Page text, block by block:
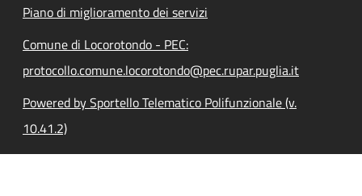
Piano di miglioramento dei servizi
Comune di Locorotondo - PEC:
protocollo.comune.locorotondo@pec.rupar.puglia.it
Powered by Sportello Telematico Polifunzionale (v.
10.41.2)